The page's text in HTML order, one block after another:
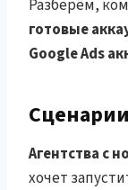
Разберём,
готовые
Google Ads
Агентства с
хочет